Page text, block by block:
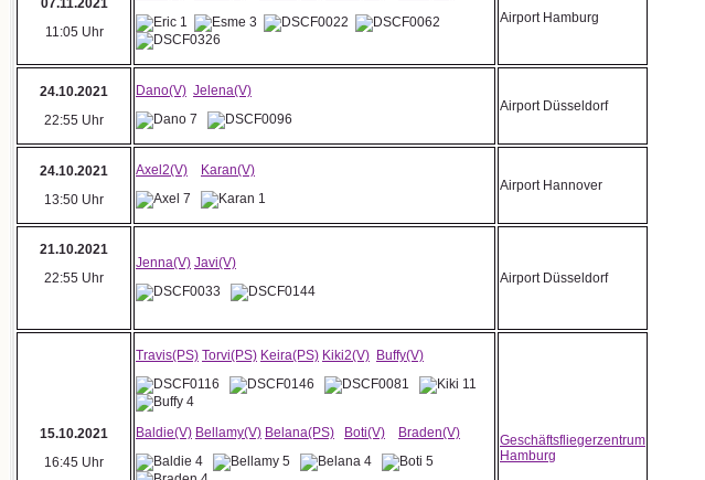
07.11.2021
11:05 Uhr
Airport Hamburg
24.10.2021
22:55 Uhr
Dano(V) Jelena(V)
Airport Düsseldorf
24.10.2021
13:50 Uhr
Axel2(V)
Karan(V)
Airport Hannover
21.10.2021
22:55 Uhr
Jenna(V) Javi(V)
Airport Düsseldorf
15.10.2021
16:45 Uhr
Travis(PS) Torvi(PS) Keira(PS) Kiki2(V) Buffy(V)
Baldie(V) Bellamy(V) Belana(PS) Boti(V) Braden(V)
Geschäftsfliegerzentrum
Hamburg